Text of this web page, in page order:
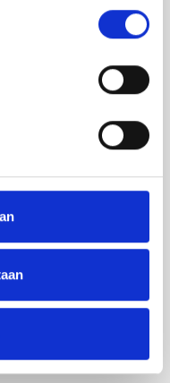
door de
NCJ. Als zij
met de